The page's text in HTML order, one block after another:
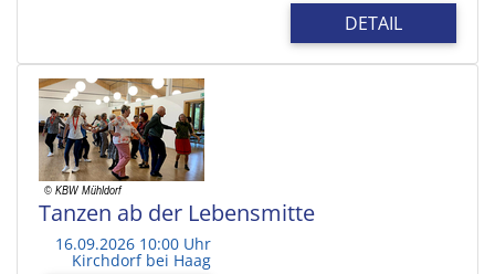
DETAIL
Tanzen ab der Lebensmitte
16.09.2026 10:00 Uhr
Kirchdorf bei Haag